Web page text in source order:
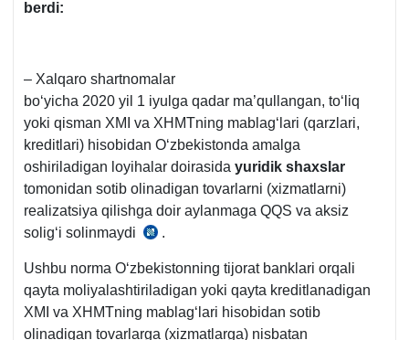
berdi:
– Xalqaro shartnomalar
boʻyicha 2020 yil 1 iyulga qadar ma’qullangan, toʻliq
yoki qisman XMI va XHMTning mablagʻlari (qarzlari,
kreditlari) hisobidan Oʻzbekistonda amalga
oshiriladigan loyihalar doirasida yuridik shaхslar
tomonidan sotib olinadigan tovarlarni (хizmatlarni)
realizatsiya qilishga doir aylanmaga QQS va aksiz
soligʻi solinmaydi
30.12.2019
.
Ushbu norma Oʻzbekistonning tijorat banklari orqali
qayta moliyalashtiriladigan yoki qayta kreditlanadigan
XMI va XHMTning mablagʻlari hisobidan sotib
olinadigan tovarlarga (хizmatlarga) nisbatan